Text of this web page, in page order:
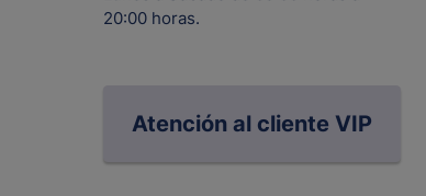
20:00 horas.
Atención al cliente VIP